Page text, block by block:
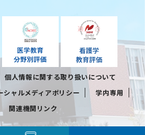
個人情報に関する取り扱いについて
シャルメディアポリシー
学内専用
関連機関リンク